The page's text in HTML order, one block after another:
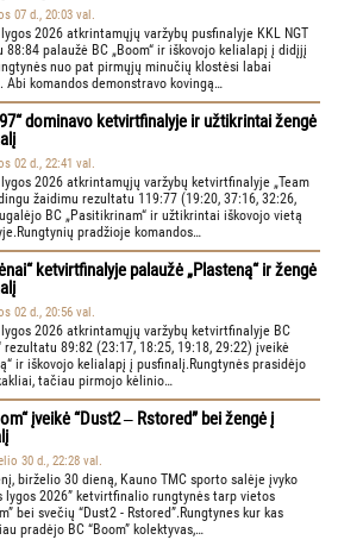
07 d., 20:03 val.
2026 atkrintamųjų varžybų pusfinalyje KKL NGT
88:84 palaužė BC „Boom“ ir iškovojo kelialapį į didįjį
nuo pat pirmųjų minučių klostėsi labai
Abi komandos demonstravo kovingą…
dominavo ketvirtfinalyje ir užtikrintai žengė
02 d., 22:41 val.
2026 atkrintamųjų varžybų ketvirtfinalyje „Team
žaidimu rezultatu 119:77 (19:20, 37:16, 32:26,
BC „Pasitikrinam“ ir užtikrintai iškovojo vietą
pradžioje komandos…
ketvirtfinalyje palaužė „Plasteną“ ir žengė
02 d., 20:56 val.
2026 atkrintamųjų varžybų ketvirtfinalyje BC
rezultatu 89:82 (23:17, 18:25, 19:18, 29:22) įveikė
ir iškovojo kelialapį į pusfinalį.Rungtynės prasidėjo
tačiau pirmojo kėlinio…
įveikė “Dust2 ‒ Rstored” bei žengė į
30 d., 22:28 val.
birželio 30 dieną, Kauno TMC sporto salėje įvyko
lygos 2026” ketvirtfinalio rungtynės tarp vietos
bei svečių “Dust2 - Rstored”.Rungtynes kur kas
pradėjo BC “Boom” kolektyvas,…